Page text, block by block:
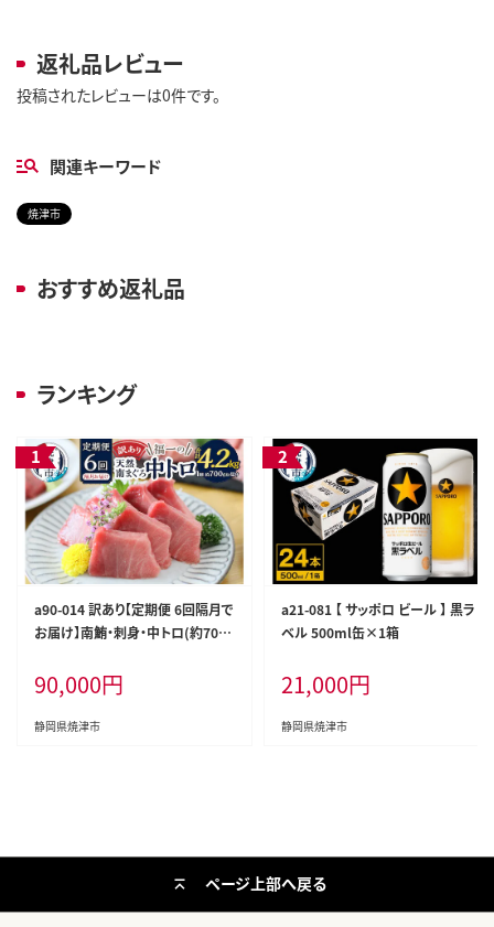
返礼品レビュー
投稿されたレビューは0件です。
関連キーワード
焼津市
おすすめ返礼品
ランキング
a90-014 訳あり【定期便 6回隔月で
お届け】南鮪・刺身・中トロ(約700
90,000円
静岡県焼津市
a21-081 【 サッポロ ビール 】 黒ラ
ベル 500ml缶×1箱
21,000円
静岡県焼津市
ページ上部へ戻る